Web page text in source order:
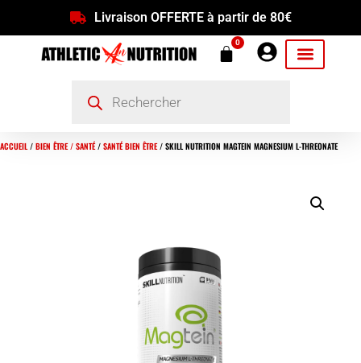
Livraison OFFERTE à partir de 80€
0
ACCUEIL/ BIEN ÊTRE / SANTÉ/ SANTÉ BIEN ÊTRE/ SKILL NUTRITION MAGTEIN MAGNESIUM L-THREONATE